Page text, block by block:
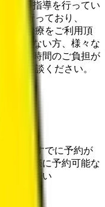
・栄養指導を行ってい
を行っており、
イン診療をご利用頂
手段がない方、様々な
・待ち時間のご負担が
ご相談ください。
すが、すでに予約が
り実際に予約可能な
承ください